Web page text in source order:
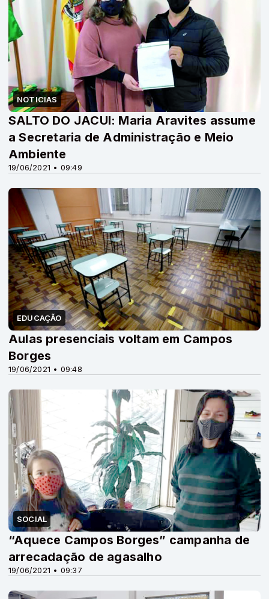
NOTICIAS
19/06/2021 • 09:49
SALTO DO JACUI: Maria Aravites assume
a Secretaria de Administração e Meio
Ambiente
EDUCAÇÃO
19/06/2021 • 09:48
Aulas presenciais voltam em Campos
Borges
SOCIAL
19/06/2021 • 09:37
“Aquece Campos Borges” campanha de
arrecadação de agasalho